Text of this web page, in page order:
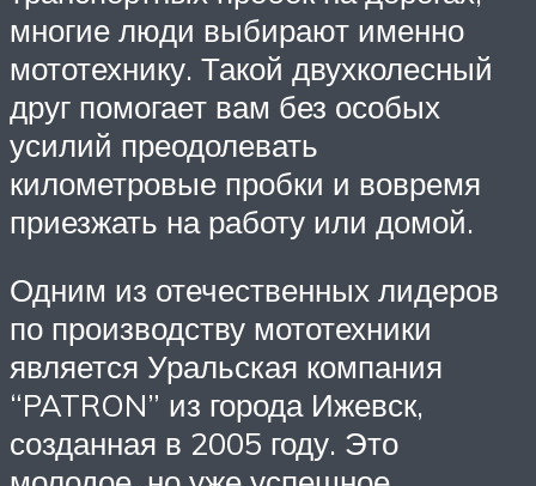
многие люди выбирают именно
мототехнику. Такой двухколесный
друг помогает вам без особых
усилий преодолевать
километровые пробки и вовремя
приезжать на работу или домой.
Одним из отечественных лидеров
по производству мототехники
является Уральская компания
“PATRON” из города Ижевск,
созданная в 2005 году. Это